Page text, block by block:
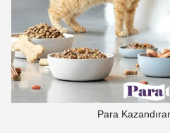
Para